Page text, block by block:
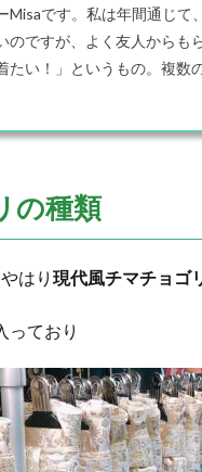
Misaです。私は年間通じて
のですが、よく友人からも
たい！」というもの。複数
の種類
はり 現代風チマチョゴ
っており